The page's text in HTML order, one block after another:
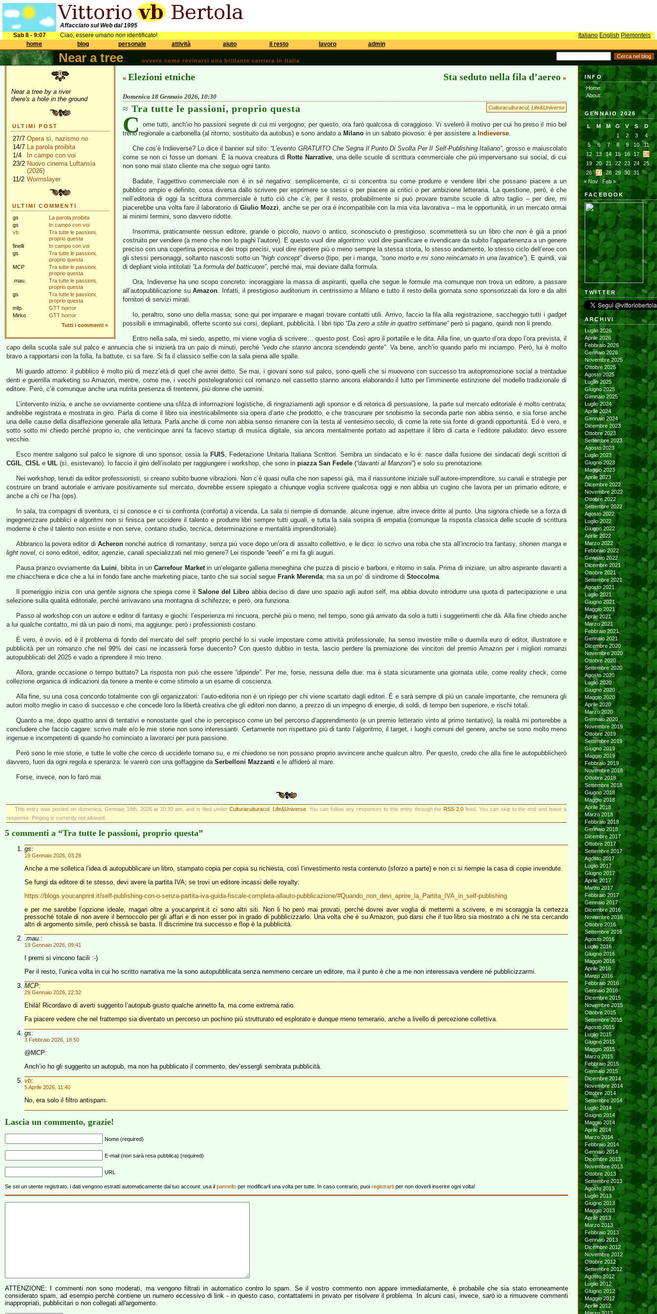
Affacciato sul Web dal 1995
Sab 8 - 9:07
Ciao, essere umano non identificato! Italiano English Piemonteis
home
blog personale attività aiuto il resto lavoro admin
Near a tree ovvero come rovinarsi una brillante carriera in Italia
Near a tree by a river
there's a hole in the ground
ULTIMI POST
27/7 Opera sì, nazismo no
14/7 La parola proibita
1/4
In campo con voi
23/2 Nuovo cinema Luftansia
(2026)
11/2 Wormslayer
ULTIMI COMMENTI
gs
La parola proibita
gs
In campo con voi
vb
Tra tutte le passioni,
proprio questa
finelli
In campo con voi
gs
Tra tutte le passioni,
proprio questa
MCP
Tra tutte le passioni,
proprio questa
.mau.
Tra tutte le passioni,
proprio questa
gs
Tra tutte le passioni,
proprio questa
mfp
GTT horror
Mirko
GTT horror
Tutti i commenti »
« Elezioni etniche Sta seduto nella fila d’aereo »
Domenica 18 Gennaio 2026, 10:30
Culturaculturacul, Life&Universe
Tra tutte le passioni, proprio questa
C
ome tutti, anch’io ho passioni segrete di cui mi vergogno; per questo, ora farò qualcosa di coraggioso. Vi svelerò il motivo per cui ho preso il mio bel
treno regionale a carbonella (al ritorno, sostituito da autobus) e sono andato a Milano in un sabato piovoso: è per assistere a Indieverse.
Che cos’è Indieverse? Lo dice il banner sul sito: “L’evento GRATUITO Che Segna Il Punto Di Svolta Per Il Self-Publishing Italiano”, grosso e maiuscolato
come se non ci fosse un domani. È la nuova creatura di Rotte Narrative, una delle scuole di scrittura commerciale che più imperversano sui social, di cui
non sono mai stato cliente ma che seguo ogni tanto.
Badate, l’aggettivo commerciale non è in sé negativo: semplicemente, ci si concentra su come produrre e vendere libri che possano piacere a un
pubblico ampio e definito, cosa diversa dallo scrivere per esprimere se stessi o per piacere ai critici o per ambizione letteraria. La questione, però, è che
nell’editoria di oggi la scrittura commerciale è tutto ciò che c’è; per il resto, probabilmente si può provare tramite scuole di altro taglio – per dire, mi
piacerebbe una volta fare il laboratorio diGiulio Mozzi, anche se per ora è incompatibile con la mia vita lavorativa – ma le opportunità, in un mercato ormai
ai minimi termini, sono davvero ridotte.
Insomma, praticamente nessun editore, grande o piccolo, nuovo o antico, sconosciuto o prestigioso, scommetterà su un libro che non è già a priori
costruito per vendere (a meno che non lo paghi l’autore). E questo vuol dire algoritmo: vuol dire pianificare e rivendicare da subito l’appartenenza a un genere
preciso con una copertina precisa e dei tropi precisi, vuol dire ripetere più o meno sempre la stessa storia, lo stesso andamento, lo stesso ciclo dell’eroe con
gli stessi personaggi, soltanto nascosti sotto un “high concept”diverso (tipo, per i manga, “sono morto e mi sono reincarnato in una lavatrice”). E quindi, vai
di depliant viola intitolati “La formula del batticuore”, perché mai, mai deviare dalla formula.
Ora, Indieverse ha uno scopo concreto: incoraggiare la massa di aspiranti, quella che segue le formule ma comunque non trova un editore, a passare
all’autopubblicazione suAmazon. Infatti, il prestigioso auditorium in centrissimo a Milano e tutto il resto della giornata sono sponsorizzati da loro e da altri
fornitori di servizi mirati.
Io, peraltro, sono uno della massa; sono qui per imparare e magari trovare contatti utili. Arrivo, faccio la fila alla registrazione, saccheggio tutti i gadget
possibili e immaginabili, offerte sconto sui corsi, depliant, pubblicità. I libri tipo “Da zero a stile in quattro settimane”però si pagano, quindi non li prendo.
Entro nella sala, mi siedo, aspetto, mi viene voglia di scrivere… questo post. Così apro il portatile e le dita. Alla fine, un quarto d’ora dopo l’ora prevista, il
capo della scuola sale sul palco e annuncia che si inizierà tra un paio di minuti, perché “vedo che stanno ancora scendendo gente”. Va bene, anch’io quando parlo mi inciampo. Però, lui è molto
bravo a rapportarsi con la folla, fa battute, ci sa fare. Si fa il classico selfie con la sala piena alle spalle.
Mi guardo attorno: il pubblico è molto più di mezz’età di quel che avrei detto. Se mai, i giovani sono sul palco, sono quelli che si muovono con successo tra autopromozione social a trentadue
denti e guerrilla marketing su Amazon, mentre, come me, i vecchi postelegrafonici col romanzo nel cassetto stanno ancora elaborando il lutto per l’imminente estinzione del modello tradizionale di
editore. Però, c’è comunque anche una nutrita presenza di trentenni, più donne che uomini.
L’intervento inizia, e anche se ovviamente contiene una sfilza di informazioni logistiche, di ringraziamenti agli sponsor e di retorica di persuasione, la parte sul mercato editoriale è molto centrata;
andrebbe registrata e mostrata in giro. Parla di come il libro sia inestricabilmente sia opera d’arte che prodotto, e che trascurare per snobismo la seconda parte non abbia senso, e sia forse anche
una delle cause della disaffezione generale alla lettura. Parla anche di come non abbia senso rimanere con la testa al ventesimo secolo, di come la rete sia fonte di grandi opportunità. Ed è vero, e
sotto sotto mi chiedo perché proprio io, che venticinque anni fa facevo startup di musica digitale, sia ancora mentalmente portato ad aspettare il libro di carta e l’editore paludato: devo essere
vecchio.
Esco mentre salgono sul palco le signore di uno sponsor, ossia la FUIS, Federazione Unitaria Italiana Scrittori. Sembra un sindacato e lo è: nasce dalla fusione dei sindacati degli scrittori di
CGIL, CISL e UIL (sì, esistevano). Io faccio il giro dell’isolato per raggiungere i workshop, che sono in piazza San Fedele (“davanti al Manzoni”) e solo su prenotazione.
Nei workshop, tenuti da editor professionisti, si creano subito buone vibrazioni. Non c’è quasi nulla che non sapessi già, ma il riassuntone iniziale sull’autore-imprenditore, su canali e strategie per
costruire un brand autoriale e arrivare positivamente sul mercato, dovrebbe essere spiegato a chiunque voglia scrivere qualcosa oggi e non abbia un cugino che lavora per un primario editore, e
anche a chi ce l’ha (ops).
In sala, tra compagni di sventura, ci si conosce e ci si confronta (conforta) a vicenda. La sala si riempie di domande, alcune ingenue, altre invece dritte al punto. Una signora chiede se a forza di
ingegnerizzare pubblici e algoritmi non si finisca per uccidere il talento e produrre libri sempre tutti uguali, e tutta la sala sospira di empatia (comunque la risposta classica delle scuole di scrittura
moderne è che il talento non esiste e non serve, contano studio, tecnica, determinazione e mentalità imprenditoriale).
Abbranco la povera editor di Acheronnonché autrice di romantasy, senza più voce dopo un’ora di assalto collettivo, e le dico: io scrivo una roba che sta all’incrocio tra fantasy,shonen mangae
light novel, ci sono editori, editor, agenzie, canali specializzati nel mio genere? Lei risponde “eeeh”e mi fa gli auguri.
Pausa pranzo ovviamente da Luini, bibita in unCarrefour Marketin un’elegante galleria meneghina che puzza di piscio e barboni, e ritorno in sala. Prima di iniziare, un altro aspirante davanti a
me chiacchiera e dice che a lui in fondo fare anche marketing piace, tanto che sui social segue Frank Merenda; ma sa un po’ di sindrome di Stoccolma.
Il pomeriggio inizia con una gentile signora che spiega come il Salone del Libroabbia deciso di dare uno spazio agli autori self, ma abbia dovuto introdurre una quota di partecipazione e una
selezione sulla qualità editoriale, perché arrivavano una montagna di schifezze; e però, ora funziona.
Passo al workshop con un autore e editor di fantasy e giochi: l’esperienza mi rincuora, perché più o meno, nel tempo, sono già arrivato da solo a tutti i suggerimenti che dà. Alla fine chiedo anche
a lui qualche contatto, mi dà un paio di nomi, ma aggiunge: però i professionisti costano.
È vero, è ovvio, ed è il problema di fondo del mercato del self: proprio perché lo si vuole impostare come attività professionale, ha senso investire mille o duemila euro di editor, illustratore e
pubblicità per un romanzo che nel 99% dei casi ne incasserà forse duecento? Con questo dubbio in testa, lascio perdere la premiazione dei vincitori del premio Amazon per i migliori romanzi
autopubblicati del 2025 e vado a riprendere il mio treno.
Allora, grande occasione o tempo buttato? La risposta non può che essere “dipende”. Per me, forse, nessuna delle due: ma è stata sicuramente una giornata utile, come reality check, come
collezione organica di indicazioni da tenere a mente e come stimolo a un esame di coscienza.
Alla fine, su una cosa concordo totalmente con gli organizzatori: l’auto-editoria non è un ripiego per chi viene scartato dagli editori. È e sarà sempre di più un canale importante, che remunera gli
autori molto meglio in caso di successo e che concede loro la libertà creativa che gli editori non danno, a prezzo di un impegno di energie, di soldi, di tempo ben superiore, e rischi totali.
Quanto a me, dopo quattro anni di tentativi e nonostante quel che io percepisco come un bel percorso d’apprendimento (e un premio letterario vinto al primo tentativo), la realtà mi porterebbe a
concludere che faccio cagare: scrivo male e/o le mie storie non sono interessanti. Certamente non rispettano più di tanto l’algoritmo, il target, i luoghi comuni del genere, anche se sono molto meno
ingenue e incompetenti di quando ho cominciato a lavorarci per pura passione.
Però sono le mie storie, e tutte le volte che cerco di ucciderle tornano su, e mi chiedono se non possano proprio avvincere anche qualcun altro. Per questo, credo che alla fine le autopubblicherò
davvero, fuori da ogni regola e speranza: le varerò con una goffaggine da Serbelloni Mazzanti e le affiderò al mare.
Forse, invece, non lo farò mai.
This entry was posted on domenica, Gennaio 18th, 2026 at 10:30 am, and is filed under Culturaculturacul, Life&Universe. You can follow any responses to this entry through the RSS 2.0 feed. You can skip to the end and leave a
response. Pinging is currently not allowed.
5 commenti a “Tra tutte le passioni, proprio questa”
gs:
19 Gennaio 2026, 03:28
Anche a me solletica l’idea di autopubblicare un libro, stampato copia per copia su richiesta, così l’investimento resta contenuto (sforzo a parte) e non ci si riempie la casa di copie invendute.
Se fungi da editore di te stesso, devi avere la partita IVA; se trovi un editore incassi delle royalty:
https://blogs.youcanprint.it/self-publishing-con-o-senza-partita-iva-guida-fiscale-completa-allauto-pubblicazione/#Quando_non_devi_aprire_la_Partita_IVA_in_self-publishing
e per me sarebbe l’opzione ideale, magari oltre a youcanprint.it ci sono altri siti. Non li ho però mai provati, perché dovrei aver voglia di mettermi a scrivere, e mi scoraggia la certezza
pressoché totale di non avere il bernoccolo per gli affari e di non esser poi in grado di pubblicizzarlo. Una volta che è su Amazon, può darsi che il tuo libro sia mostrato a chi ne sta cercando
altri di argomento simile, però chissà se basta. Il discrimine tra successo e flop è la pubblicità.
.mau. :
19 Gennaio 2026, 09:41
I premi si vincono facili :-)
Per il resto, l’unica volta in cui ho scritto narrativa me la sono autopubblicata senza nemmeno cercare un editore, ma il punto è che a me non interessava vendere né pubblicizzarmi.
MCP:
29 Gennaio 2026, 22:32
Ehilà! Ricordavo di averti suggerito l’autopub giusto qualche annetto fa, ma come extrema ratio.
Fa piacere vedere che nel frattempo sia diventato un percorso un pochino più strutturato ed esplorato e dunque meno temerario, anche a livello di percezione collettiva.
gs:
3 Febbraio 2026, 18:50
@MCP:
Anch’io ho gli suggerito un autopub, ma non ha pubblicato il commento, dev’essergli sembrata pubblicità.
vb:
5 Aprile 2026, 11:40
No, era solo il filtro antispam.
Lascia un commento, grazie!
Nome (required)
E-mail (non sarà resa pubblica) (required)
URL
Se sei un utente registrato, i dati vengono estratti automaticamente dal tuo account: usa il pannello per modificarli una volta per tutte. In caso contrario, puoi registrarti per non doverli inserire ogni volta!
ATTENZIONE: I commenti non sono moderati, ma vengono filtrati in automatico contro lo spam. Se il vostro commento non appare immediatamente, è probabile che sia stato erroneamente
considerato spam, ad esempio perchè contiene un numero eccessivo di link - in questo caso, contattatemi in privato per risolvere il problema. In alcuni casi, invece, sarò io a rimuovere commenti
inappropriati, pubblicitari o non collegati all'argomento.
INFO
:Home:
:About:
GENNAIO 2026
L M M G V S
D
1
2 3
4
5
6 7 8 9 10
11
12
13 14 15 16 17
18
19
20 21 22 23 24
25
26
27 28 29 30 31
« Nov
Feb »
FACEBOOK
TWITTER
ARCHIVI
Luglio 2026
Aprile 2026
Febbraio 2026
Gennaio 2026
Novembre 2025
Ottobre 2025
Agosto 2025
Luglio 2025
Giugno 2025
Gennaio 2025
Luglio 2024
Aprile 2024
Gennaio 2024
Dicembre 2023
Ottobre 2023
Settembre 2023
Agosto 2023
Luglio 2023
Giugno 2023
Maggio 2023
Aprile 2023
Dicembre 2022
Novembre 2022
Ottobre 2022
Settembre 2022
Agosto 2022
Luglio 2022
Giugno 2022
Aprile 2022
Marzo 2022
Febbraio 2022
Gennaio 2022
Dicembre 2021
Ottobre 2021
Settembre 2021
Agosto 2021
Luglio 2021
Giugno 2021
Maggio 2021
Aprile 2021
Marzo 2021
Febbraio 2021
Gennaio 2021
Dicembre 2020
Novembre 2020
Ottobre 2020
Settembre 2020
Agosto 2020
Luglio 2020
Giugno 2020
Maggio 2020
Aprile 2020
Marzo 2020
Gennaio 2020
Novembre 2019
Ottobre 2019
Settembre 2019
Giugno 2019
Maggio 2019
Febbraio 2019
Novembre 2018
Ottobre 2018
Settembre 2018
Giugno 2018
Maggio 2018
Aprile 2018
Marzo 2018
Febbraio 2018
Gennaio 2018
Dicembre 2017
Ottobre 2017
Settembre 2017
Agosto 2017
Luglio 2017
Giugno 2017
Aprile 2017
Marzo 2017
Febbraio 2017
Gennaio 2017
Dicembre 2016
Novembre 2016
Ottobre 2016
Settembre 2016
Agosto 2016
Luglio 2016
Giugno 2016
Maggio 2016
Aprile 2016
Marzo 2016
Febbraio 2016
Gennaio 2016
Dicembre 2015
Novembre 2015
Ottobre 2015
Settembre 2015
Agosto 2015
Luglio 2015
Giugno 2015
Maggio 2015
Marzo 2015
Febbraio 2015
Gennaio 2015
Dicembre 2014
Novembre 2014
Ottobre 2014
Settembre 2014
Luglio 2014
Giugno 2014
Maggio 2014
Aprile 2014
Marzo 2014
Febbraio 2014
Gennaio 2014
Dicembre 2013
Novembre 2013
Ottobre 2013
Settembre 2013
Agosto 2013
Luglio 2013
Giugno 2013
Maggio 2013
Aprile 2013
Marzo 2013
Febbraio 2013
Gennaio 2013
Dicembre 2012
Novembre 2012
Ottobre 2012
Settembre 2012
Agosto 2012
Luglio 2012
Giugno 2012
Maggio 2012
Aprile 2012